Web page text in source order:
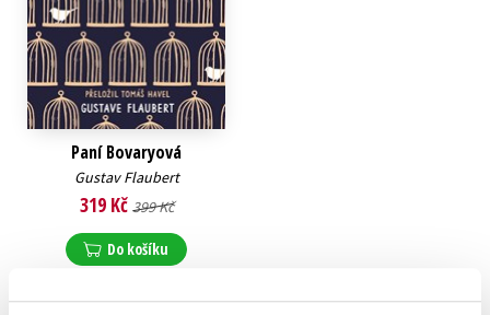
Paní Bovaryová
Gustav Flaubert
319 Kč 399 Kč
Do košíku